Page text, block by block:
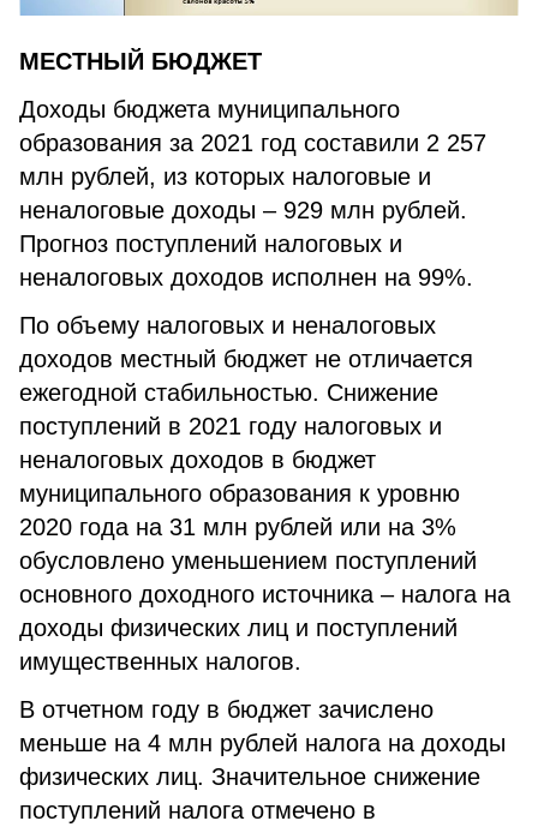
МЕСТНЫЙ БЮДЖЕТ
Доходы бюджета муниципального
образования за 2021 год составили 2 257
млн рублей, из которых налоговые и
неналоговые доходы – 929 млн рублей.
Прогноз поступлений налоговых и
неналоговых доходов исполнен на 99%.
По объему налоговых и неналоговых
доходов местный бюджет не отличается
ежегодной стабильностью. Снижение
поступлений в 2021 году налоговых и
неналоговых доходов в бюджет
муниципального образования к уровню
2020 года на 31 млн рублей или на 3%
обусловлено уменьшением поступлений
основного доходного источника – налога на
доходы физических лиц и поступлений
имущественных налогов.
В отчетном году в бюджет зачислено
меньше на 4 млн рублей налога на доходы
физических лиц. Значительное снижение
поступлений налога отмечено в